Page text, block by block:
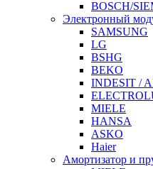
BOSCH/
Электронный
SAMSUNG
LG
BSHG
BEKO
INDESIT /
MIELE
HANSA
ASKO
Haier
Амортизатор и